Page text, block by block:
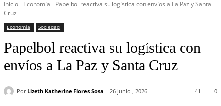
Inicio Economía
Papelbol reactiva su logística con envíos a La Paz y Santa
Cruz
Economía Sociedad
Papelbol reactiva su logística con
envíos a La Paz y Santa Cruz
Por Lizeth Katherine Flores Sosa 26 junio , 2026 0
41